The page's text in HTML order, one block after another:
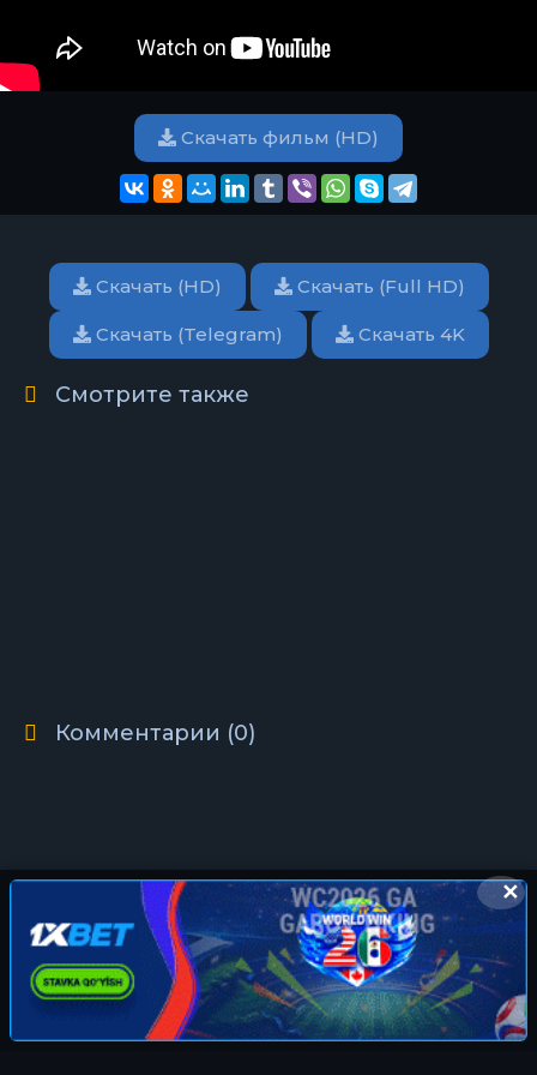
Скачать фильм (HD)
Скачать (HD) Скачать (Full HD)
Скачать (Telegram) Скачать 4K
Смотрите также
Комментарии (0)
✕